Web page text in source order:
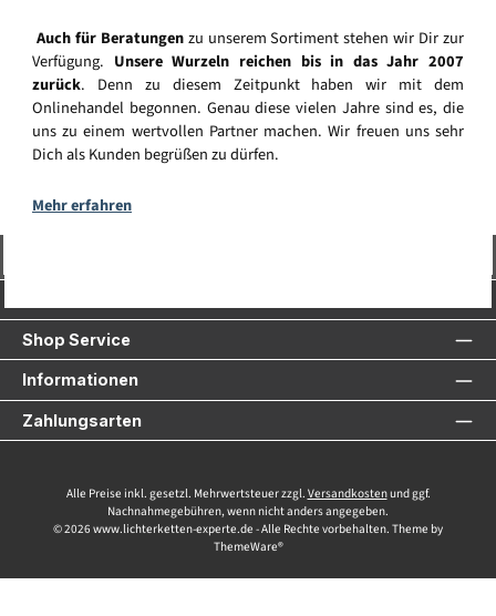
Auch für Beratungenzu unserem Sortiment stehen wir Dir zur
Verfügung. Unsere Wurzeln reichen bis in das Jahr 2007
zurück. Denn zu diesem Zeitpunkt haben wir mit dem
Onlinehandel begonnen. Genau diese vielen Jahre sind es, die
uns zu einem wertvollen Partner machen. Wir freuen uns sehr
Dich als Kunden begrüßen zu dürfen.
Mehr erfahren
Shop Service
Informationen
Zahlungsarten
Alle Preise inkl. gesetzl. Mehrwertsteuer zzgl. Versandkostenund ggf.
Nachnahmegebühren, wenn nicht anders angegeben.
© 2026 www.lichterketten-experte.de - Alle Rechte vorbehalten. Theme by
ThemeWare®